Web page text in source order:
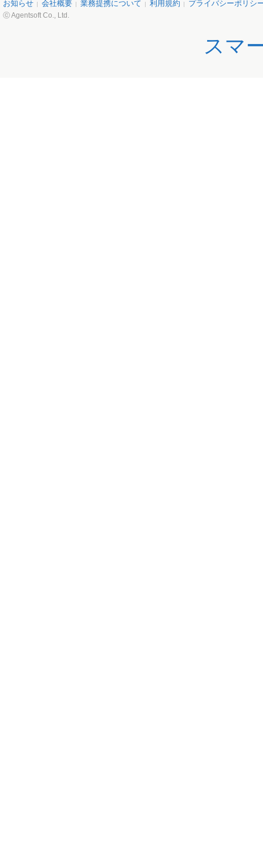
お知らせ 会社概要 業務提携について 利用規約 プライバシーポリシ
ⓒ Agentsoft Co., Ltd.
スマ